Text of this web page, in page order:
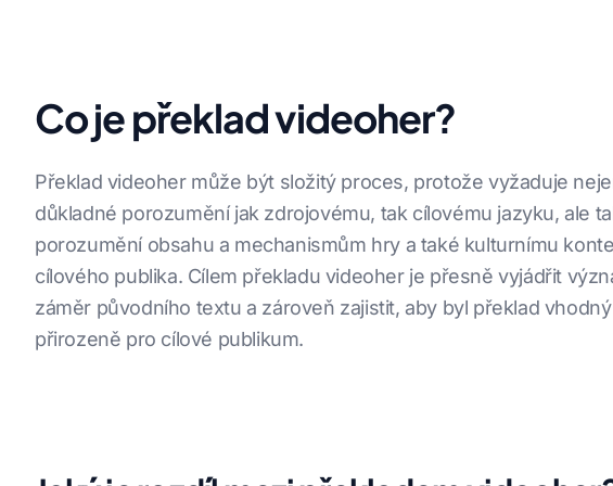
Co je překlad videoher?
Překlad videoher může být složitý proces, protože vyžaduje
důkladné porozumění jak zdrojovému, tak cílovému jazyku, ale
porozumění obsahu a mechanismům hry a také kulturnímu
cílového publika. Cílem překladu videoher je přesně vyjádřit
záměr původního textu a zároveň zajistit, aby byl překlad
přirozeně pro cílové publikum.